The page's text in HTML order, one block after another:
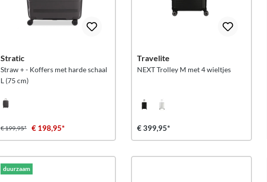
Stratic
Straw + - Koffers met harde schaal
L (75 cm)
€ 199,95* € 198,95*
Travelite
NEXT Trolley M met 4 wieltjes
€ 399,95*
duurzaam